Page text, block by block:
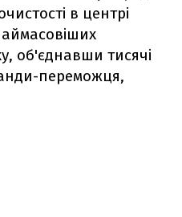
в центрі
об'єднавши тисячі
переможця,